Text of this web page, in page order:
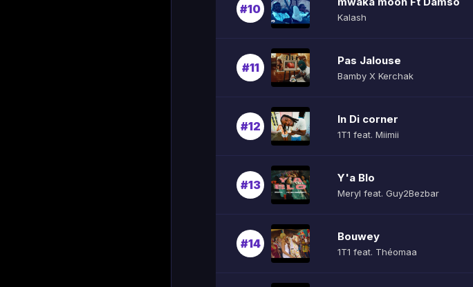
#10
Kalash
#11
Pas Jalouse
Bamby X Kerchak
#12
In Di corner
1T1 feat. Miimii
#13
Y'a Blo
Meryl feat. Guy2Bezbar
#14
Bouwey
1T1 feat. Théomaa